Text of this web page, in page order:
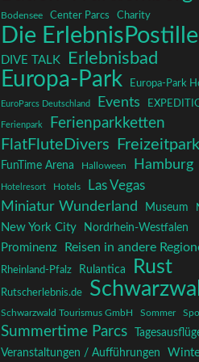
Bodensee Center Parcs Charity
Die ErlebnisPostille
DIVE TALK Erlebnisbad
Europa-Park Europa-Park
EuroParcs Deutschland Events
Ferienpark Ferienparkketten
FlatFluteDivers Freizeitpark
FunTime Arena Halloween Hamburg
Hotelresort Hotels
Las Vegas
Miniatur Wunderland
Museum
New York City Nordrhein-Westfalen
Prominenz Reisen in andere
Rheinland-Pfalz Rulantica Rust
Rutscherlebnis.de
Schwarzwald Tourismus GmbH Sommer
Summertime Parcs
Veranstaltungen / Aufführungen